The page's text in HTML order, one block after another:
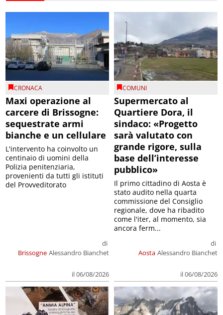
CRONACA
Maxi operazione al
carcere di Brissogne:
sequestrate armi
bianche e un cellulare
Brissogne
di
Alessandro Bianchet
il 06/08/2026
L'intervento ha coinvolto un
centinaio di uomini della
Polizia penitenziaria,
provenienti da tutti gli istituti
del Provveditorato
COMUNI
Supermercato al
Quartiere Dora, il
sindaco: «Progetto
sarà valutato con
grande rigore, sulla
base dell’interesse
pubblico»
Aosta
di
Alessandro Bianchet
il 06/08/2026
Il primo cittadino di Aosta è
stato audito nella quarta
commissione del Consiglio
regionale, dove ha ribadito
come l'iter, al momento, sia
ancora ferm...